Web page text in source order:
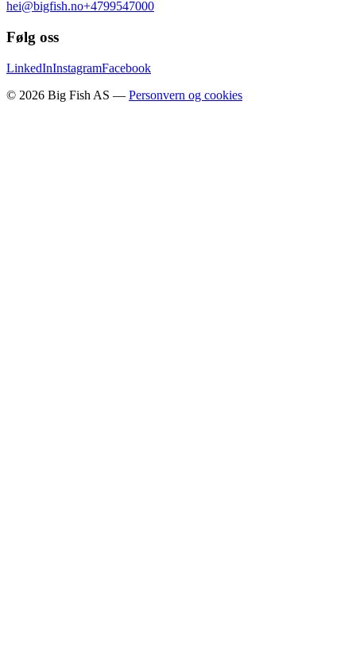
hei@bigfish.no+4799547000
Følg oss
LinkedInInstagramFacebook
© 2026 Big Fish AS — Personvern og cookies